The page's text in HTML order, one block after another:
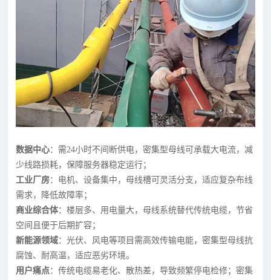
数据中心：需24小时不间断供电，密集型母线可承载大电流，减
少线路损耗，保障服务器稳定运行；
工业厂房：电机、设备集中，母线槽可灵活分支，适应复杂布线
需求，降低故障率；
商业综合体：楼层多、用电量大，母线系统替代传统电缆，节省
空间且便于后期扩容；
新能源领域：光伏、风电等项目需高效传输电能，密集型母线抗
腐蚀、耐高温，适应恶劣环境。
用户痛点：传统电缆易老化、散热差，导致频繁停电检修；密集